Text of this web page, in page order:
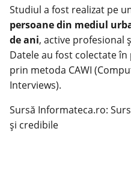
Studiul a fost realizat pe
persoane din mediul
de ani, active profesional
Datele au fost colectate
prin metoda CAWI
Interviews).
Sursă Informateca.ro:
și credibile